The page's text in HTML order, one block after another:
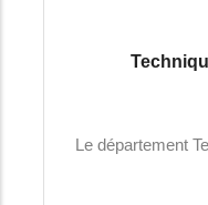
Le département